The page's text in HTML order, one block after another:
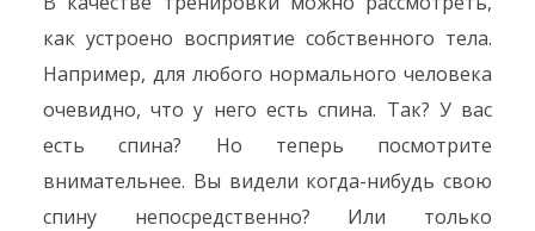
как устроено восприятие собственного тела.
Например, для любого нормального человека
очевидно, что у него есть спина. Так? У вас
есть спина? Но теперь посмотрите
внимательнее. Вы видели когда-нибудь свою
спину непосредственно? Или только